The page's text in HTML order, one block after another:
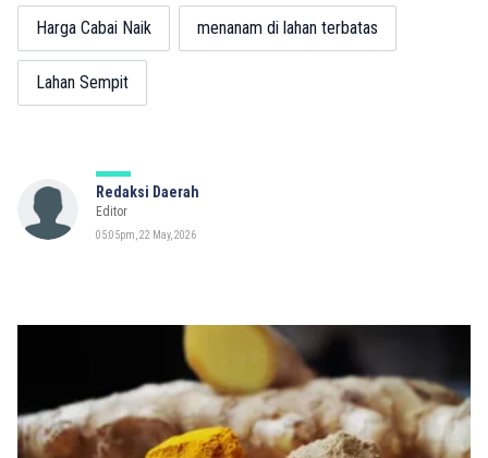
Harga Cabai Naik menanam di lahan terbatas
Lahan Sempit
Redaksi Daerah
Editor
05:05pm, 22 May, 2026